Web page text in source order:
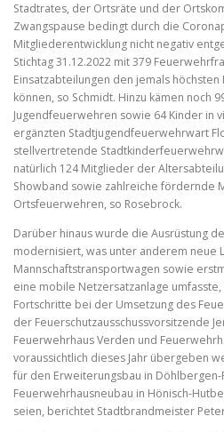
Stadtrates, der Ortsräte und der
Zwangspause bedingt durch die
Mitgliederentwicklung nicht negativ
Stichtag 31.12.2022 mit 379
Einsatzabteilungen den jemals
können, so Schmidt. Hinzu kämen noch
Jugendfeuerwehren sowie 64 Kinder in
ergänzten Stadtjugendfeuerwehrwart
stellvertretende
natürlich 124 Mitglieder der
Showband sowie zahlreiche fördernde
Ortsfeuerwehren, so Rosebrock.
Darüber hinaus wurde die Ausrüstung
modernisiert, was unter anderem neue
Mannschaftstransportwagen sowie
eine mobile Netzersatzanlage
Fortschritte bei der Umsetzung des
der Feuerschutzausschussvorsitzende
Feuerwehrhaus Verden und
voraussichtlich dieses Jahr übergeben
für den Erweiterungsbau in Döhlbergen-
Feuerwehrhausneubau in Hönisch-
seien, berichtet Stadtbrandmeister